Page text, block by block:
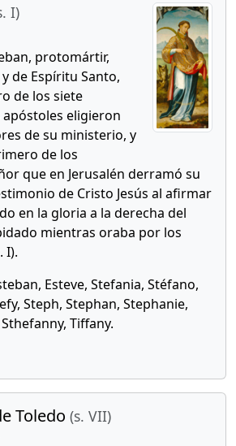
I)
protomártir,
de Espíritu Santo,
de los siete
eligieron
de su ministerio, y
de los
que en Jerusalén derramó su
de Cristo Jesús al afirmar
en la gloria a la derecha del
mientras oraba por los
I).
Esteve, Stefania, Stéfano,
Steph, Stephan, Stephanie,
Tiffany.
Toledo (s. VII)